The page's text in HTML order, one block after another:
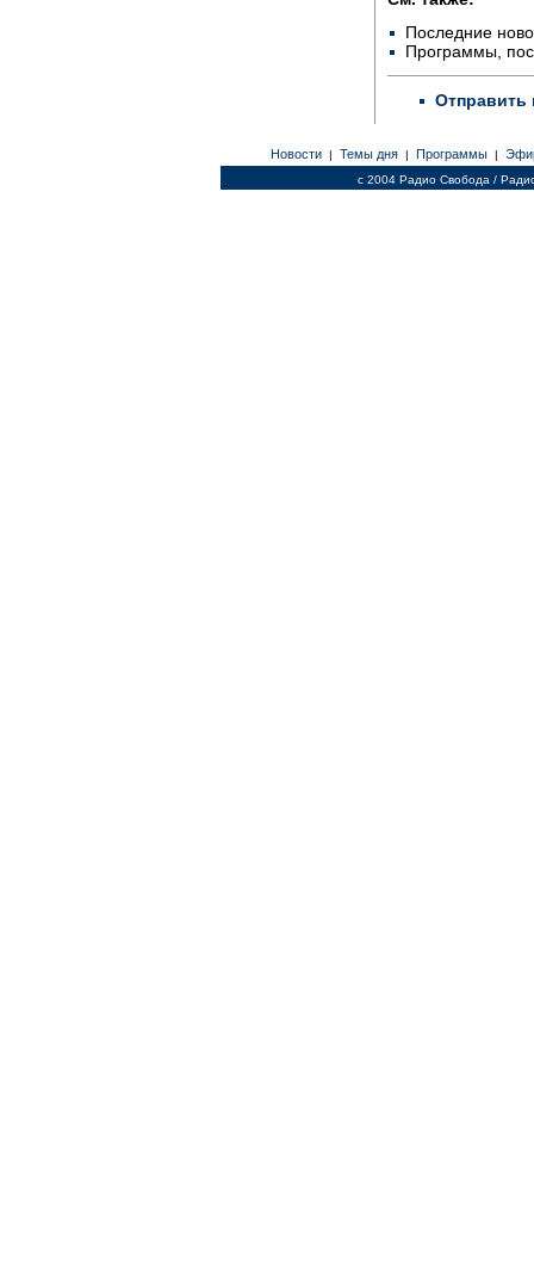
Последние
Программы,
Отправить
Новости | Темы дня | Программы |
c 2004 Радио Свобода /